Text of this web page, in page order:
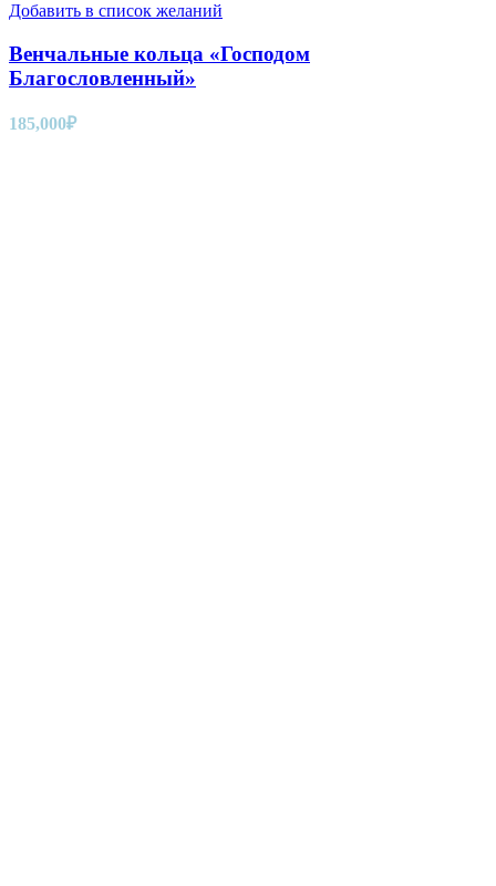
Добавить в список желаний
Венчальные кольца «Господом
Благословленный»
185,000₽